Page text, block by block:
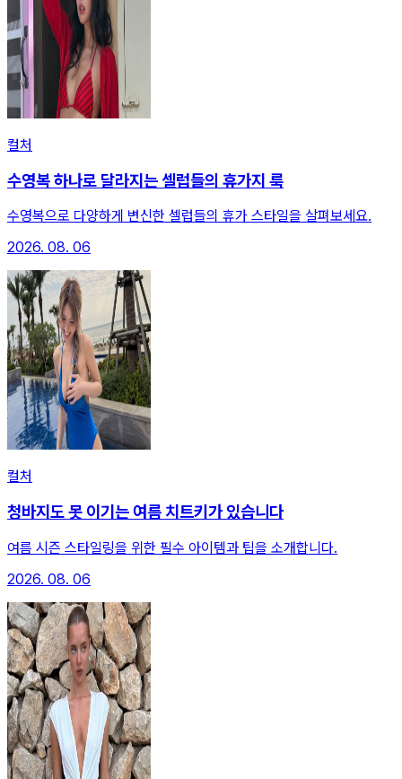
컬처
수영복 하나로 달라지는 셀럽들의 휴가지 룩
수영복으로 다양하게 변신한 셀럽들의 휴가 스타일을 살펴보세요.
2026. 08. 06
컬처
청바지도 못 이기는 여름 치트키가 있습니다
여름 시즌 스타일링을 위한 필수 아이템과 팁을 소개합니다.
2026. 08. 06